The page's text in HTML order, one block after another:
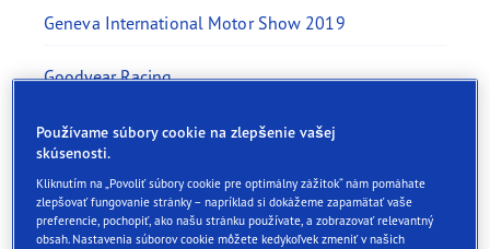
Geneva International Motor Show 2019
Goodyear Racing
Goodyear UltraGrip Performance 3
Mobilná aplikácia Goodyear
Kritériá kvality
Používame súbory cookie na zlepšenie vašej
skúsenosti.
Kliknutím na „Povoliť súbory cookie pre optimálny zážitok“ nám pomáhate
zlepšovať fungovanie stránky – napríklad si dokážeme zapamätať vaše
preferencie, pochopiť, ako našu stránku používate, a zobrazovať relevantný
obsah. Nastavenia súborov cookie môžete kedykoľvek zmeniť v našich